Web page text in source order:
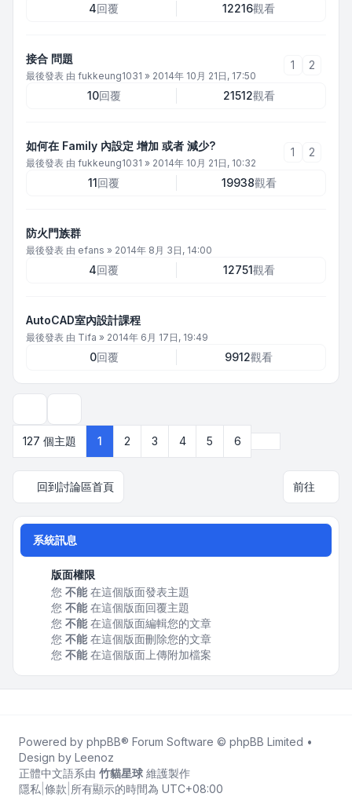
4回覆 12216觀看
接合 問題
最後發表 由 fukkeung1031 » 2014年 10月 21日, 17:50
1 2
10回覆 21512觀看
如何在 Family 內設定 增加 或者 減少?
最後發表 由 fukkeung1031 » 2014年 10月 21日, 10:32
1 2
11回覆 19938觀看
防火門族群
最後發表 由 efans » 2014年 8月 3日, 14:00
4回覆 12751觀看
AutoCAD室內設計課程
最後發表 由 Tifa » 2014年 6月 17日, 19:49
0回覆 9912觀看
127 個主題
1 2 3 4 5 6
回到討論區首頁 前往
系統訊息
版面權限
您 不能在這個版面發表主題
您 不能在這個版面回覆主題
您 不能在這個版面編輯您的文章
您 不能在這個版面刪除您的文章
您 不能在這個版面上傳附加檔案
Powered by phpBB® Forum Software © phpBB Limited •
Design by Leenoz
正體中文語系由 竹貓星球 維護製作
隱私 條款 所有顯示的時間為 UTC+08:00